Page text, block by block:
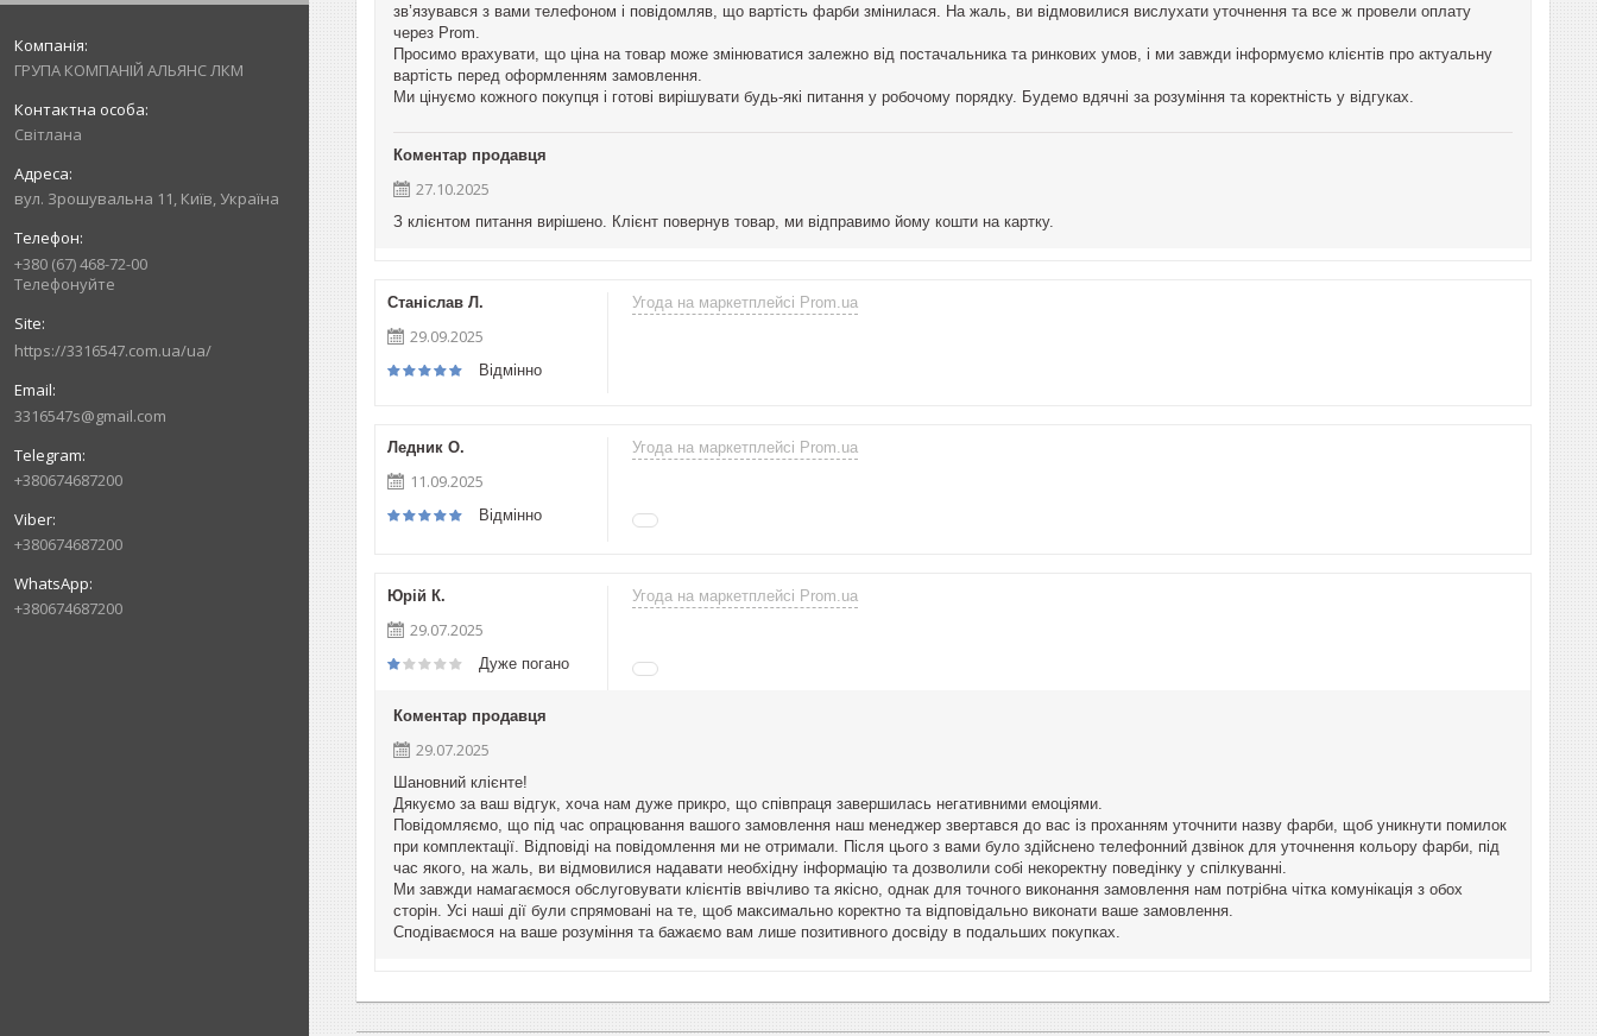
ГРУПА КОМПАНІЙ АЛЬЯНС ЛКМ
Світлана
вул. Зрошувальна 11, Київ, Україна
+380 (67) 468-72-00
Телефонуйте
https://3316547.com.ua/ua/
3316547s@gmail.com
+380674687200
+380674687200
+380674687200
зв’язувався з вами телефоном і повідомляв, що вартість фарби змінилася. На жаль, ви відмовилися вислухати уточнення та все ж провели оплату
через Prom.
Просимо врахувати, що ціна на товар може змінюватися залежно від постачальника та ринкових умов, і ми завжди інформуємо клієнтів про актуальну
вартість перед оформленням замовлення.
Ми цінуємо кожного покупця і готові вирішувати будь-які питання у робочому порядку. Будемо вдячні за розуміння та коректність у відгуках.
Коментар продавця
27.10.2025
З клієнтом питання вирішено. Клієнт повернув товар, ми відправимо йому кошти на картку.
Станіслав Л.
29.09.2025
Відмінно
Угода на маркетплейсі Prom.ua
Ледник О.
11.09.2025
Відмінно
Угода на маркетплейсі Prom.ua
Юрій К.
29.07.2025
Дуже погано
Угода на маркетплейсі Prom.ua
Коментар продавця
29.07.2025
Шановний клієнте!
Дякуємо за ваш відгук, хоча нам дуже прикро, що співпраця завершилась негативними емоціями.
Повідомляємо, що під час опрацювання вашого замовлення наш менеджер звертався до вас із проханням уточнити назву фарби, щоб уникнути помилок
при комплектації. Відповіді на повідомлення ми не отримали. Після цього з вами було здійснено телефонний дзвінок для уточнення кольору фарби, під
час якого, на жаль, ви відмовилися надавати необхідну інформацію та дозволили собі некоректну поведінку у спілкуванні.
Ми завжди намагаємося обслуговувати клієнтів ввічливо та якісно, однак для точного виконання замовлення нам потрібна чітка комунікація з обох
сторін. Усі наші дії були спрямовані на те, щоб максимально коректно та відповідально виконати ваше замовлення.
Сподіваємося на ваше розуміння та бажаємо вам лише позитивного досвіду в подальших покупках.